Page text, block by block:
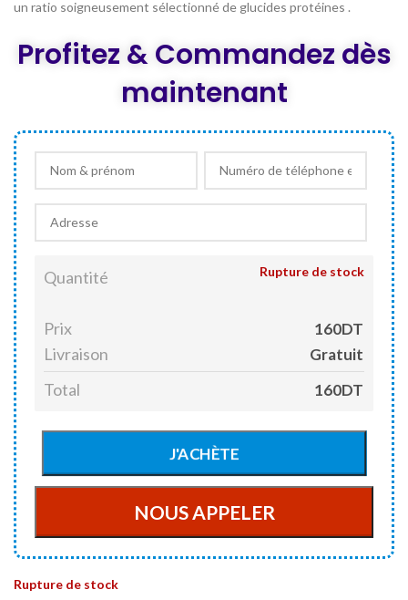
un ratio soigneusement sélectionné de glucides protéines .
Profitez & Commandez dès
maintenant
Quantité Rupture de stock
Prix 160DT
Livraison Gratuit
Total 160DT
Rupture de stock